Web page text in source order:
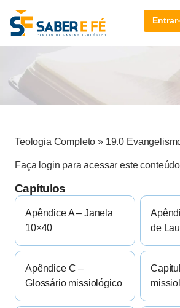
Entrar
Teologia Completo » 19.0
Faça login para acessar este
Capítulos
Apêndice A – Janela
10×40
de
Apêndice C –
Glossário missiológico